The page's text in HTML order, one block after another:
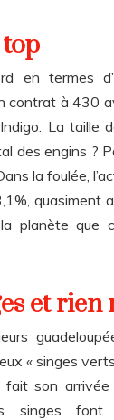
en termes
contrat à 430
La taille
des engins ?
la foulée,
quasiment
planète que
et rien
« singes
fait son arrivée
singes font